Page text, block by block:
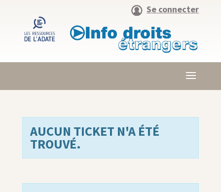
Se connecter
AUCUN TICKET N'A ÉTÉ
TROUVÉ.